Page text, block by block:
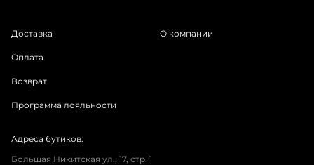
Доставка
Оплата
Возврат
Программа лояльности
О компании
Адреса бутиков:
Большая Никитская ул., 17, стр. 1